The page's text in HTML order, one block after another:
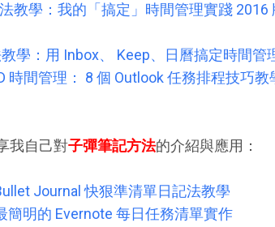
教學：我的「搞定」時間管理實踐 2016
教學：用 Inbox、 Keep、日曆搞定時間管
時間管理： 8 個 Outlook 任務排程技巧教
我自己對子彈筆記方法的介紹與應用：
Journal 快狠準清單日記法教學
簡明的 Evernote 每日任務清單實作